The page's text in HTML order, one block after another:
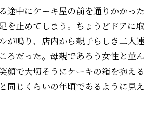
途中にケーキ屋の前を通りかかった
を止めてしまう。ちょうどドアに取
が鳴り、店内から親子らしき二人連
ろだった。母親であろう女性と並ん
顔で大切そうにケーキの箱を抱える
同じくらいの年頃であるように見え